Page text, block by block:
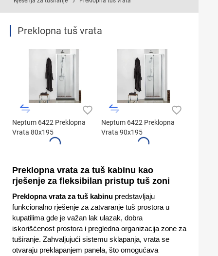
Preklopna tuš vrata
Neptum 6422 Preklopna
Vrata 80x195
Neptum 6422 Preklopna
Vrata 90x195
Preklopna vrata za tuš kabinu kao
rješenje za fleksibilan pristup tuš zoni
Preklopna vrata za tuš kabinu predstavljaju
funkcionalno rješenje za zatvaranje tuš prostora u
kupatilima gde je važan lak ulazak, dobra
iskorišćenost prostora i pregledna organizacija zone za
tuširanje. Zahvaljujući sistemu sklapanja, vrata se
otvaraju preklapanjem panela, što omogućava